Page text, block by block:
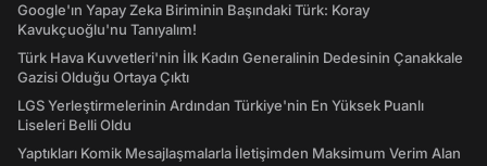
Google'ın Yapay Zeka Biriminin Başındaki Türk: Koray
Kavukçuoğlu'nu Tanıyalım!
Türk Hava Kuvvetleri'nin İlk Kadın Generalinin Dedesinin Çanakkale
Gazisi Olduğu Ortaya Çıktı
LGS Yerleştirmelerinin Ardından Türkiye'nin En Yüksek Puanlı
Liseleri Belli Oldu
Yaptıkları Komik Mesajlaşmalarla İletişimden Maksimum Verim Alan